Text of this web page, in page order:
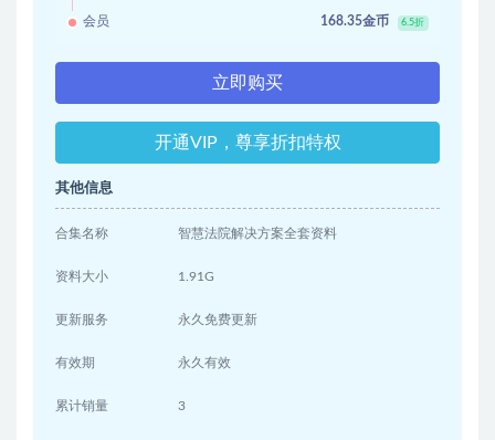
会员 168.35金币 6.5折
立即购买
开通VIP，尊享折扣特权
其他信息
合集名称 智慧法院解决方案全套资料
资料大小 1.91G
更新服务 永久免费更新
有效期 永久有效
累计销量 3